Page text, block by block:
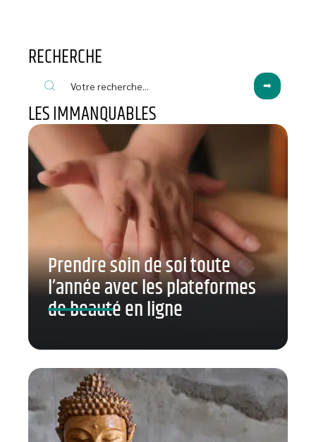
RECHERCHE
LES IMMANQUABLES
Prendre soin de soi toute
l’année avec les plateformes
de beauté en ligne